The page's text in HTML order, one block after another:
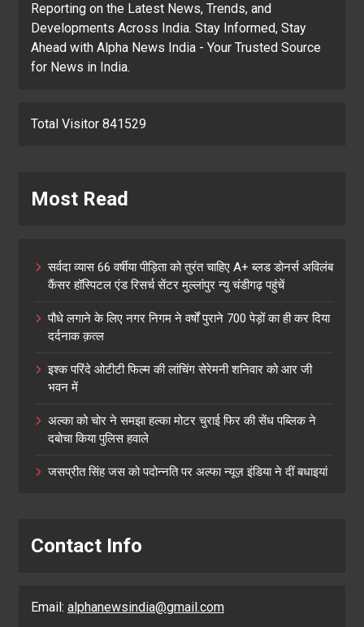
Reporting on the Latest News, Trends, and
Developments Across India. Stay Informed, Stay
Ahead with Alpha News India - Your Trusted Source
for News in India.
Total Visitor 841529
Most Read
सर्वदा व्यास 66 वर्षीया पीड़िता को तुरंत चाहिए A+ ब्लड डोनर्स अविलंब
कैंसर हॉस्पिटल एंड रिसर्च सेंटर मुल्लांपुर न्यु चंडीगढ़ पहुंचें
पौधे लगाने के लिए नगर निगम ने वर्षों पुराने 700 पेड़ों का ही कर दिया
दर्दनाक क़त्ल
इश्क परिंदे ओटीटी फिल्म की लांचिंग सेरेमनी शनिवार को आर जी
भवन में
अल्का को चोर ने समझा हल्का मोटर चुराई फिर की सेंध पब्लिक ने
दबोचा किया पुलिस हवाले
जसप्रीत सिंह जस को पदोन्नति पर अल्फा न्यूज़ इंडिया ने दीं बधाइयां
Contact Info
Email: alphanewsindia@gmail.com